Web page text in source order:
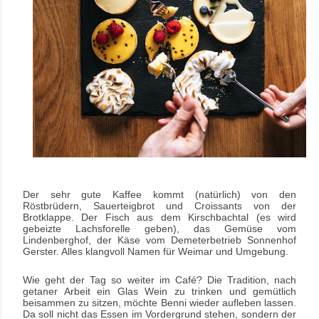
Der sehr gute Kaffee kommt (natürlich) von den
Röstbrüdern, Sauerteigbrot und Croissants von der
Brotklappe. Der Fisch aus dem Kirschbachtal (es wird
gebeizte Lachsforelle geben), das Gemüse vom
Lindenberghof, der Käse vom Demeterbetrieb Sonnenhof
Gerster. Alles klangvoll Namen für Weimar und Umgebung.
Wie geht der Tag so weiter im Café? Die Tradition, nach
getaner Arbeit ein Glas Wein zu trinken und gemütlich
beisammen zu sitzen, möchte Benni wieder aufleben lassen.
Da soll nicht das Essen im Vordergrund stehen, sondern der